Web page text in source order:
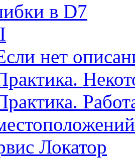
в D7
нет
Локатор